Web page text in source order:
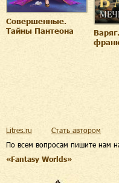
Совершенные.
Тайны Пантеона
По всем вопросам пишите нам
«Fantasy Worlds»
Litres.ru Стать автором